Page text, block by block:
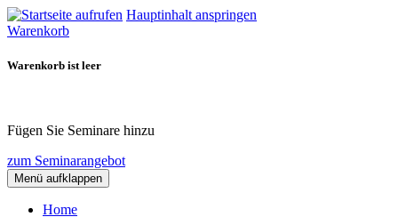
Hauptinhalt anspringen
Warenkorb
Warenkorb ist leer
Fügen Sie Seminare hinzu
zum Seminarangebot
Menü aufklappen
Home